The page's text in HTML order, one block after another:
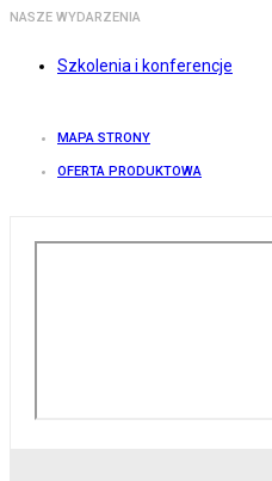
NASZE WYDARZENIA
Szkolenia i konferencje
MAPA STRONY
OFERTA PRODUKTOWA